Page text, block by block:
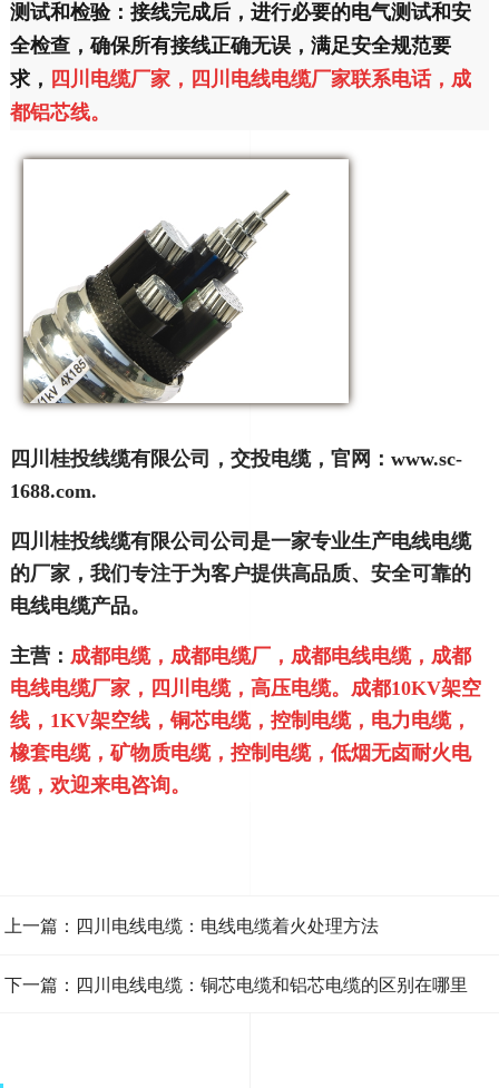
测试和检验：接线完成后，进行必要的电气测试和安
全检查，确保所有接线正确无误，满足安全规范要
求， 四川电缆厂家，四川电线电缆厂家联系电话，成
都铝芯线。
四川桂投线缆有限公司，交投电缆，官网：www.sc-
1688.com.
四川桂投线缆有限公司公司是一家专业生产电线电缆
的厂家，我们专注于为客户提供高品质、安全可靠的
电线电缆产品。
主营： 成都电缆，成都电缆厂，成都电线电缆，成都
电线电缆厂家，四川电缆，高压电缆。成都10KV架空
线，1KV架空线，铜芯电缆，控制电缆，电力电缆，
橡套电缆，矿物质电缆，控制电缆，低烟无卤耐火电
缆，欢迎来电咨询。
上一篇：四川电线电缆：电线电缆着火处理方法
下一篇：四川电线电缆：铜芯电缆和铝芯电缆的区别在哪里